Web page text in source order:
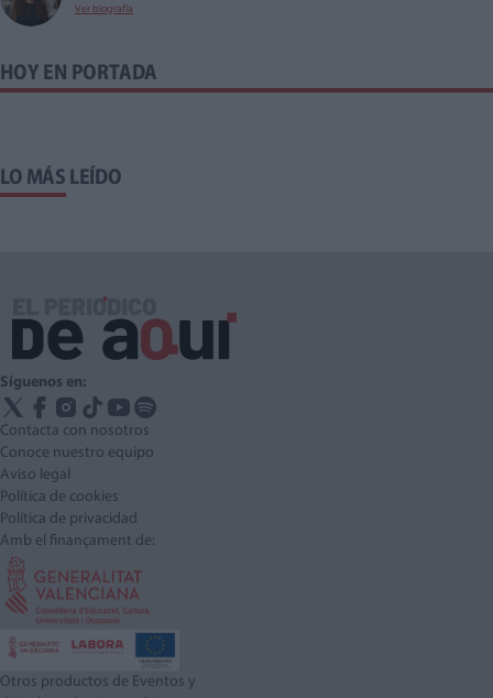
Ver biografía
HOY EN PORTADA
LO MÁS LEÍDO
Síguenos en:
Contacta con nosotros
Conoce nuestro equipo
Aviso legal
Política de cookies
Política de privacidad
Amb el finançament de:
Otros productos de Eventos y